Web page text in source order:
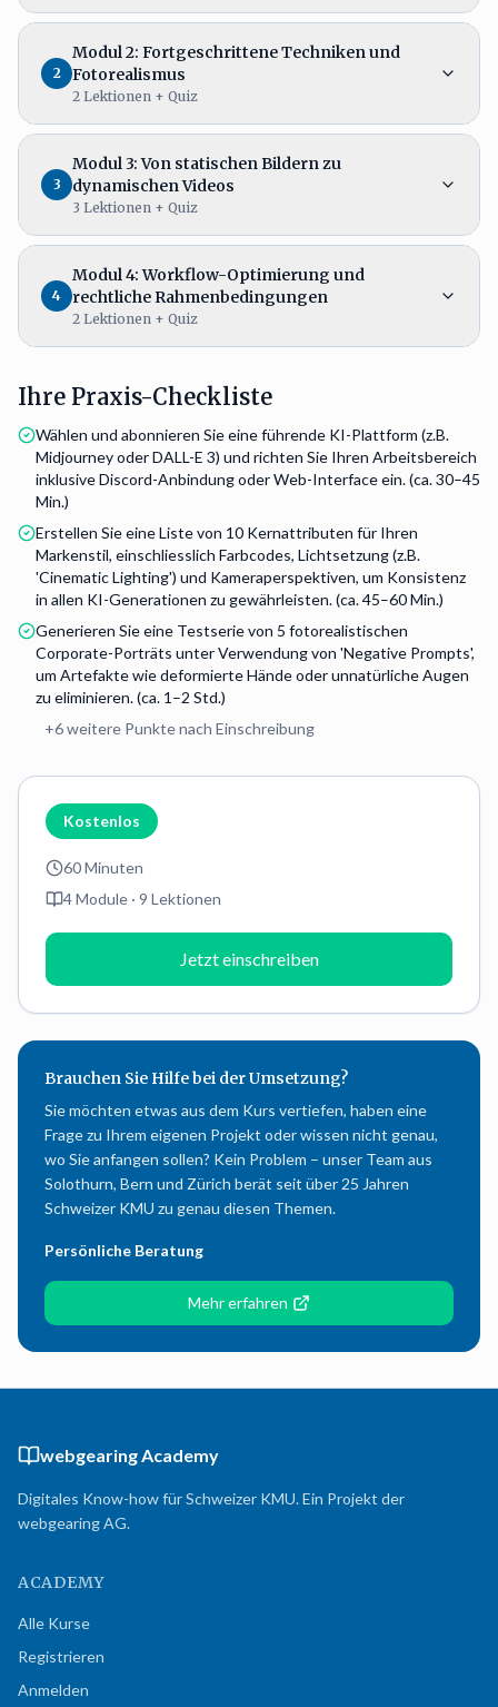
2
Modul 2: Fortgeschrittene Techniken und
Fotorealismus
2 Lektionen + Quiz
3
Modul 3: Von statischen Bildern zu
dynamischen Videos
3 Lektionen + Quiz
4
Modul 4: Workflow-Optimierung und
rechtliche Rahmenbedingungen
2 Lektionen + Quiz
Ihre Praxis-Checkliste
Wählen und abonnieren Sie eine führende KI-Plattform (z.B.
Midjourney oder DALL-E 3) und richten Sie Ihren Arbeitsbereich
inklusive Discord-Anbindung oder Web-Interface ein. (ca. 30–45
Min.)
Erstellen Sie eine Liste von 10 Kernattributen für Ihren
Markenstil, einschliesslich Farbcodes, Lichtsetzung (z.B.
'Cinematic Lighting') und Kameraperspektiven, um Konsistenz
in allen KI-Generationen zu gewährleisten. (ca. 45–60 Min.)
Generieren Sie eine Testserie von 5 fotorealistischen
Corporate-Porträts unter Verwendung von 'Negative Prompts',
um Artefakte wie deformierte Hände oder unnatürliche Augen
zu eliminieren. (ca. 1–2 Std.)
+6weitere Punkte nach Einschreibung
Kostenlos
60 Minuten
4Module · 9 Lektionen
Jetzt einschreiben
Brauchen Sie Hilfe bei der Umsetzung?
Sie möchten etwas aus dem Kurs vertiefen, haben eine
Frage zu Ihrem eigenen Projekt oder wissen nicht genau,
wo Sie anfangen sollen? Kein Problem – unser Team aus
Solothurn, Bern und Zürich berät seit über 25 Jahren
Schweizer KMU zu genau diesen Themen.
Persönliche Beratung
Mehr erfahren
webgearing Academy
Digitales Know-how für Schweizer KMU. Ein Projekt der
webgearing AG.
ACADEMY
Alle Kurse
Registrieren
Anmelden